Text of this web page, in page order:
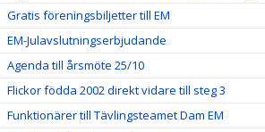
Gratis föreningsbiljetter till EM
EM-Julavslutningserbjudande
Agenda till årsmöte 25/10
Flickor födda 2002 direkt vidare till steg 3
Funktionärer till Tävlingsteamet Dam EM